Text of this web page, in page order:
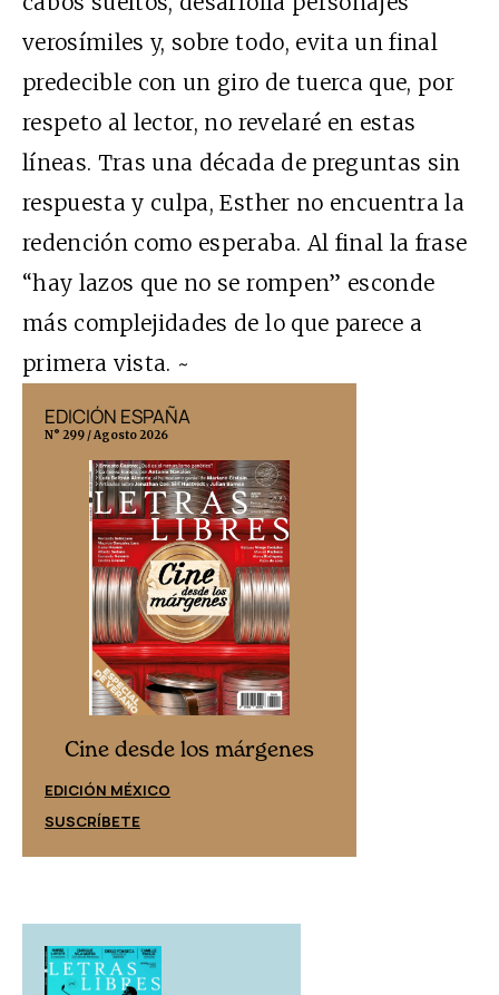
verosímiles y, sobre todo, evita un final
predecible con un giro de tuerca que, por
respeto al lector, no revelaré en estas
líneas. Tras una década de preguntas sin
respuesta y culpa, Esther no encuentra la
redención como esperaba. Al final la frase
“hay lazos que no se rompen” esconde
más complejidades de lo que parece a
primera vista. ~
EDICIÓN ESPAÑA
N° 299 / Agosto 2026
Cine desde los márgenes
EDICIÓN MÉXICO
SUSCRÍBETE